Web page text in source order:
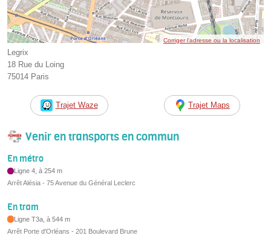
Corriger l’adresse ou la localisation
Legrix
18 Rue du Loing
75014 Paris
Trajet Waze Trajet Maps
Venir en transports en commun
En métro
Ligne 4, à 254 m
Arrêt Alésia - 75 Avenue du Général Leclerc
En tram
Ligne T3a, à 544 m
Arrêt Porte d'Orléans - 201 Boulevard Brune